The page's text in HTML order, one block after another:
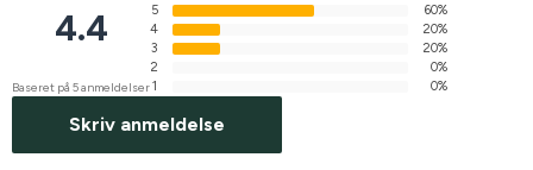
4.4
Baseret på 5 anmeldelser
5
60%
4
20%
3
20%
2
0%
1
0%
Skriv anmeldelse